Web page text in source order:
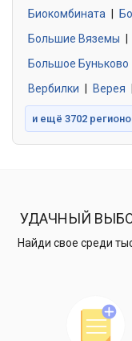
0
Биокомбината
Большие Вяземы
Большое Буньково
Вербилки
Верея
и ещё 3702
УДАЧНЫЙ
Найди свое среди